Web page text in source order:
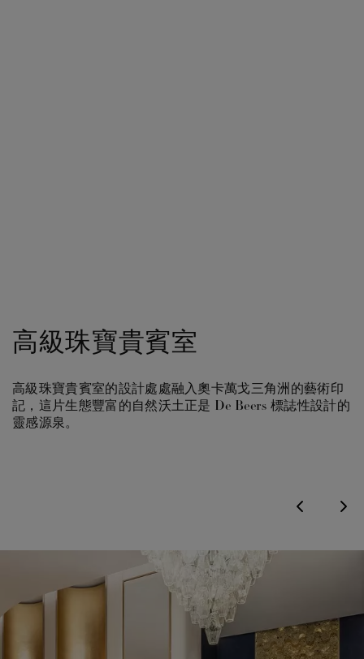
高級珠寶貴賓室
高級珠寶貴賓室的設計處處融入奧卡萬戈三角洲的藝術印
記，這片生態豐富的自然沃土正是 De Beers 標誌性設計的
靈感源泉。
鑽石典藏廳
步入鑽石典藏廳，您將發現一座鑽石藝術的殿堂。這裡陳
列了一系列視覺效果臻於極致完美的單鑽臻作。
主廳
置身主廳之中，彷彿穿梭於一個奇妙天地——非洲南部的
原生野性之美、納米比亞沙漠沙丘的雄渾壯闊，與頂尖鑽
石工藝的精湛匠心在此邂逅交融。